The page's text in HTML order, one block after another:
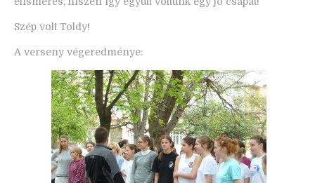
Szép volt Toldy!
A verseny végeredménye: